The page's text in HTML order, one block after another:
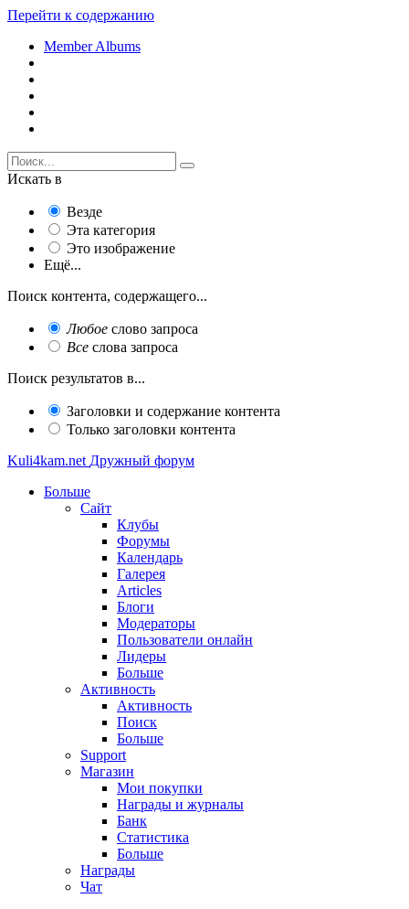
Перейти к содержанию
Member Albums
Искать в
Везде
Эта категория
Это изображение
Ещё...
Поиск контента, содержащего...
Любое слово запроса
Все слова запроса
Поиск результатов в...
Заголовки и содержание контента
Только заголовки контента
Kuli4kam.net Дружный форум
Больше
Сайт
Клубы
Форумы
Календарь
Галерея
Articles
Блоги
Модераторы
Пользователи онлайн
Лидеры
Больше
Активность
Активность
Поиск
Больше
Support
Магазин
Мои покупки
Награды и журналы
Банк
Статистика
Больше
Награды
Чат